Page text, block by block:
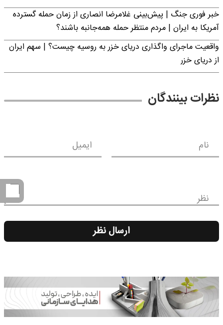
خبر فوری جنگ | پیش‌بینی غلامرضا انصاری از زمان حمله گسترده
آمریکا به ایران | مردم منتظر حمله همه‌جانبه باشند؟
واقعیت ماجرای واگذاری دریای خزر به روسیه چیست؟ | سهم ایران
از دریای خزر
نظرات بینندگان
نام ایمیل
نظر
ارسال نظر